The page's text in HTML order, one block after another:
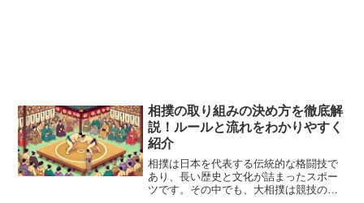
相撲の取り組みの決め方を徹底解
説！ルールと流れをわかりやすく
紹介
相撲は日本を代表する伝統的な格闘技で
あり、長い歴史と文化が詰まったスポー
ツです。その中でも、大相撲は競技の頂